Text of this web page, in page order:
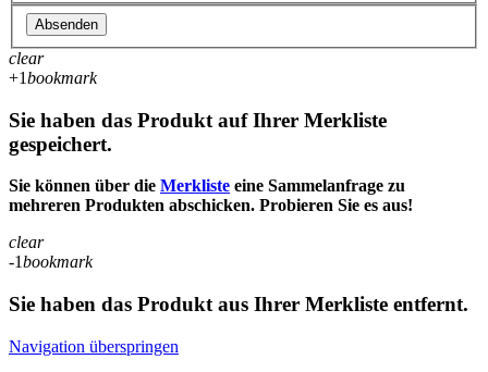
Absenden
clear
+1bookmark
Sie haben das Produkt auf Ihrer Merkliste
gespeichert.
Sie können über die Merkliste eine Sammelanfrage zu
mehreren Produkten abschicken. Probieren Sie es aus!
clear
-1bookmark
Sie haben das Produkt aus Ihrer Merkliste entfernt.
Navigation überspringen